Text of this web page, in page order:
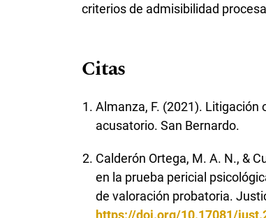
criterios de admisibilidad
Citas
Almanza, F. (2021). Litigación
acusatorio. San Bernardo.
Calderón Ortega, M. A. N., &
en la prueba pericial
de valoración probatoria.
https://doi.org/10.17081/